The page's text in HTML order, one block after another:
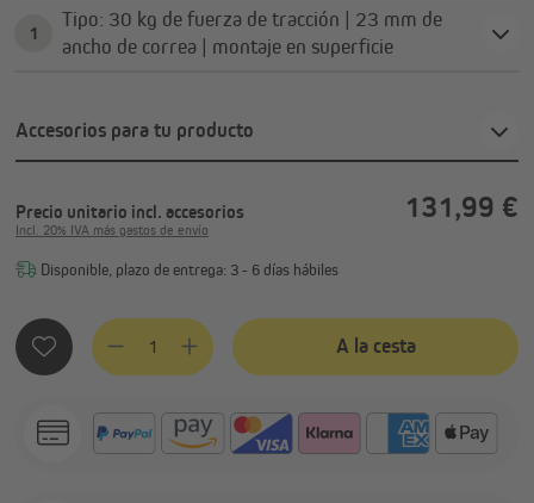
1
Tipo: 30 kg de fuerza de tracción | 23 mm de
ancho de correa | montaje en superficie
Accesorios para tu producto
Precio unitario incl. accesorios 131,99 €
Incl. 20% IVA más gastos de envío
Disponible, plazo de entrega: 3 - 6 días hábiles
Cantidad del producto: introduce la cantidad deseada o
A la cesta